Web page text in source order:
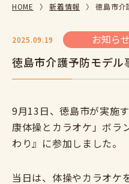
HOME 新着情報 徳島市介
2025.09.19 お知らせ
徳島市介護予防モデル
9月13日、徳島市が実施
康体操とカラオケ」ボラ
わり』に参加しました。
当日は、体操やカラオケ